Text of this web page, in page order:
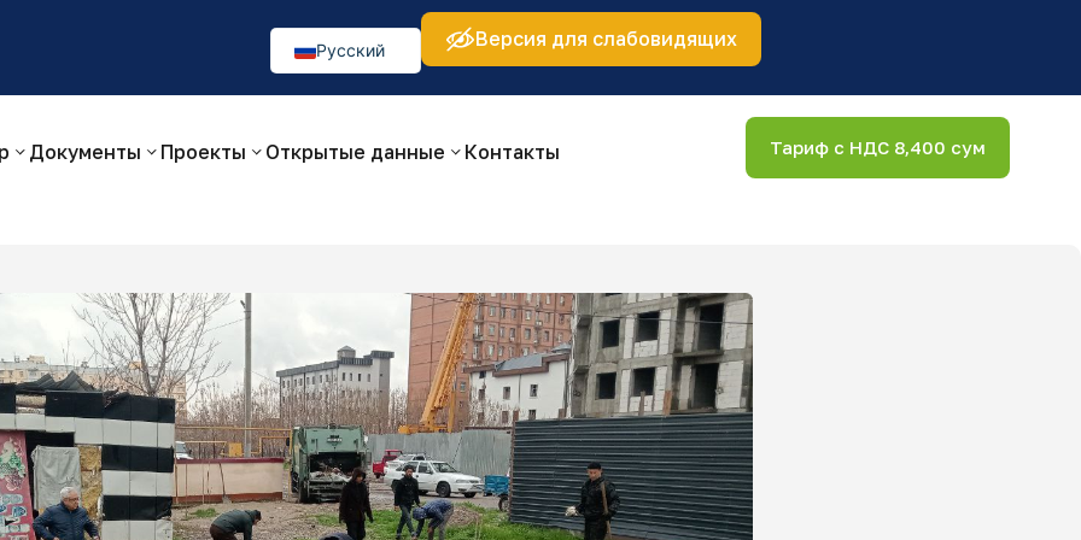
Изображения: 👁 🚫
Русский
O‘zbekcha
Версия для слабовидящих
Документы Проекты Открытые данные Контакты Тариф с НДС 8,400 сум